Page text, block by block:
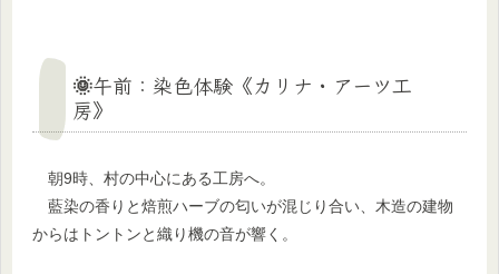
🌞午前：染色体験《カリナ・アーツ工
房》
朝9時、村の中心にある工房へ。
藍染の香りと焙煎ハーブの匂いが混じり合い、木造の建物
からはトントンと織り機の音が響く。